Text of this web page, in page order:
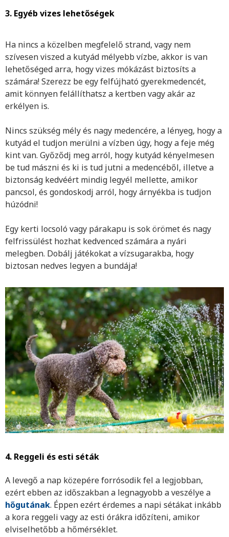
3. Egyéb vizes lehetőségek
Ha nincs a közelben megfelelő strand, vagy nem
szívesen viszed a kutyád mélyebb vízbe, akkor is van
lehetőséged arra, hogy vizes mókázást biztosíts a
számára! Szerezz be egy felfújható gyerekmedencét,
amit könnyen felállíthatsz a kertben vagy akár az
erkélyen is.
Nincs szükség mély és nagy medencére, a lényeg, hogy a
kutyád el tudjon merülni a vízben úgy, hogy a feje még
kint van. Győződj meg arról, hogy kutyád kényelmesen
be tud mászni és ki is tud jutni a medencéből, illetve a
biztonság kedvéért mindig legyél mellette, amikor
pancsol, és gondoskodj arról, hogy árnyékba is tudjon
húzódni!
Egy kerti locsoló vagy párakapu is sok örömet és nagy
felfrissülést hozhat kedvenced számára a nyári
melegben. Dobálj játékokat a vízsugarakba, hogy
biztosan nedves legyen a bundája!
4. Reggeli és esti séták
A levegő a nap közepére forrósodik fel a legjobban,
ezért ebben az időszakban a legnagyobb a veszélye a
hőgutának. Éppen ezért érdemes a napi sétákat inkább
a kora reggeli vagy az esti órákra időzíteni, amikor
elviselhetőbb a hőmérséklet.